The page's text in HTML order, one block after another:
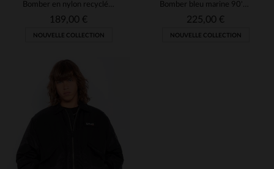
Bomber en nylon recyclé bleu marine
189,00 €
NOUVELLE COLLECTION
Bomber bleu marine 90's type CWU en nylon recyclé
225,00 €
NOUVELLE COLLECTION